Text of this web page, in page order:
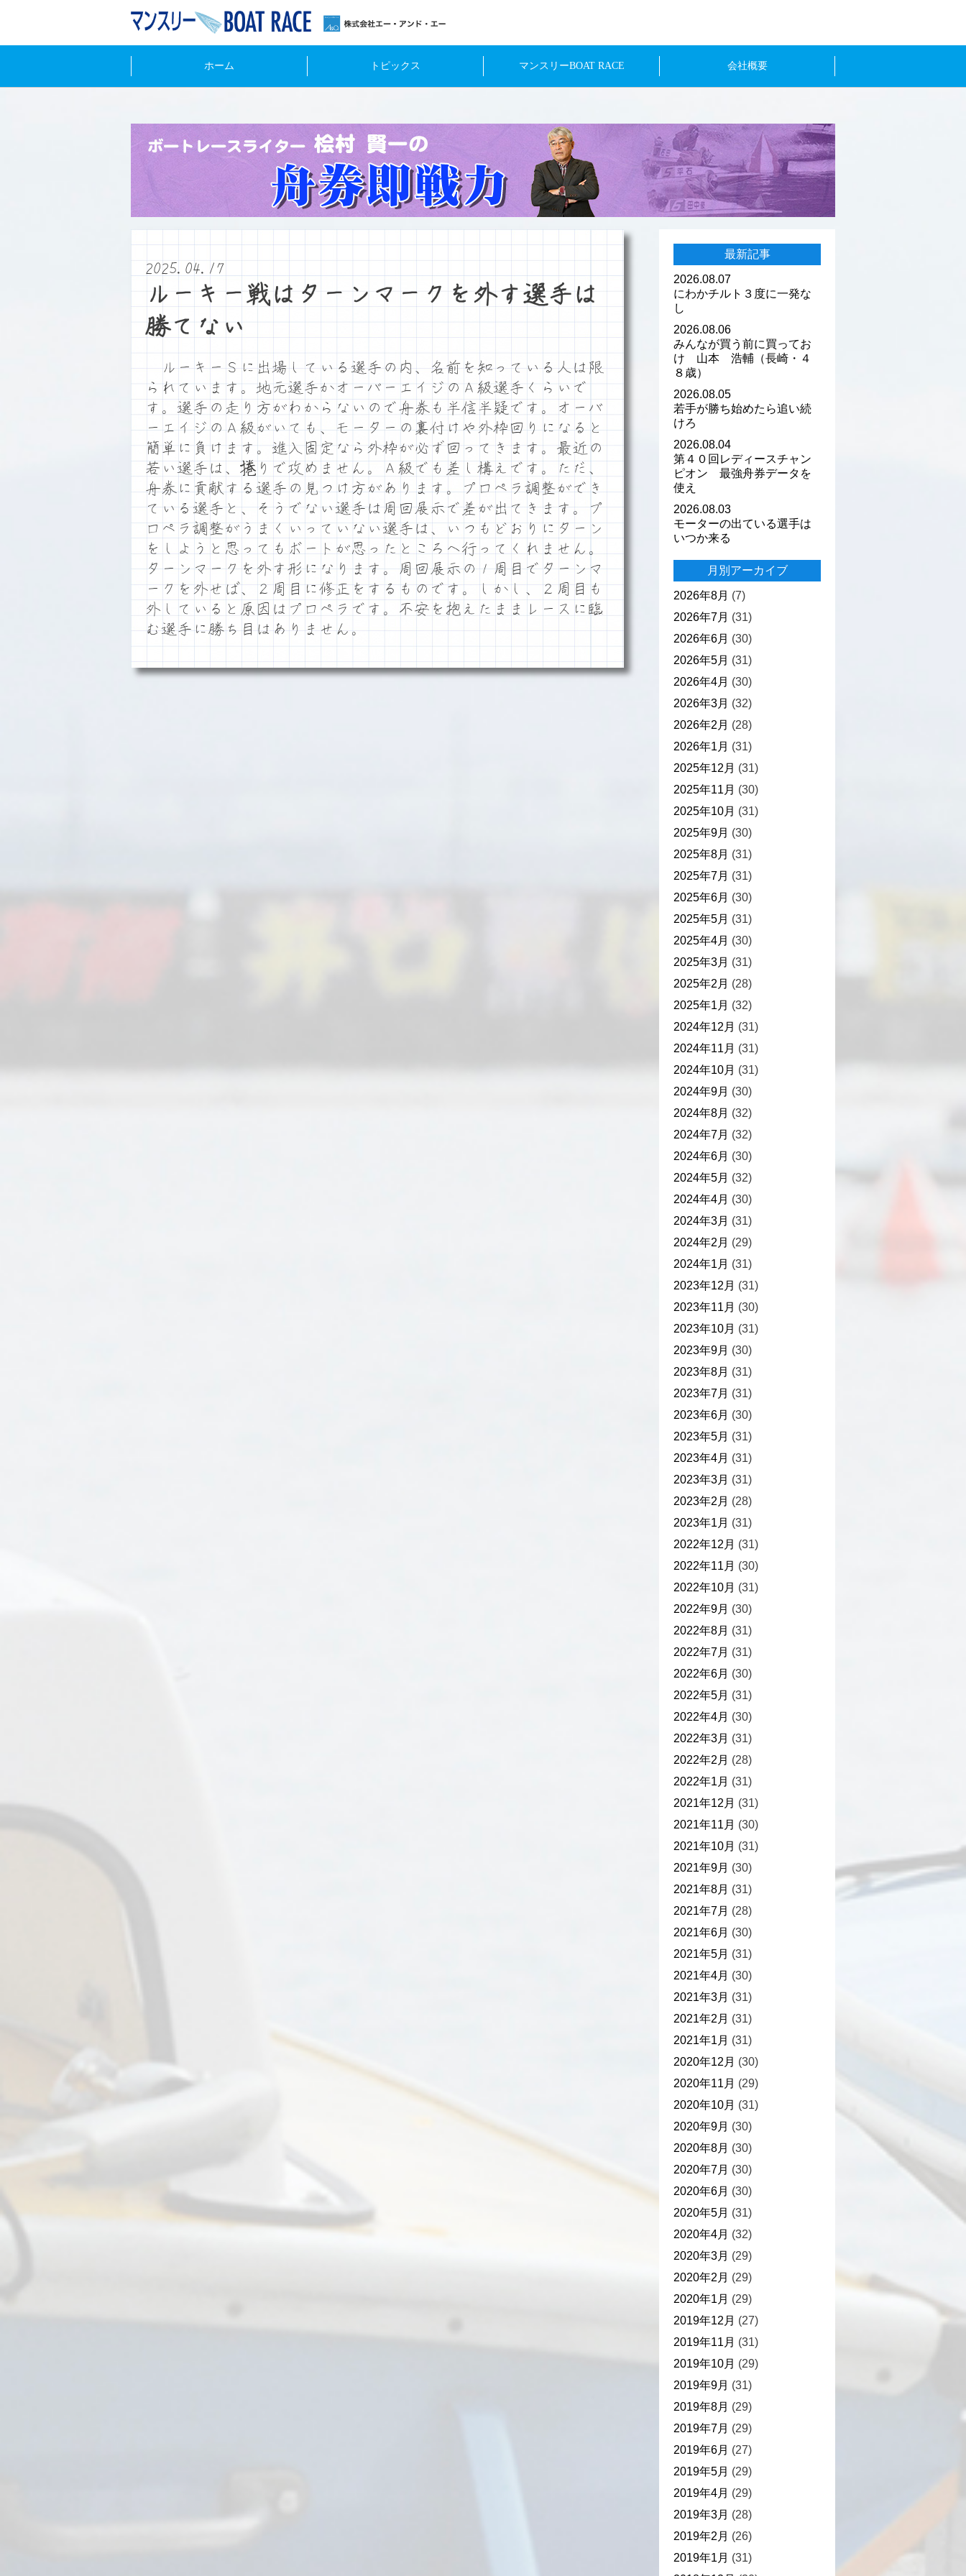
ホーム トピックス マンスリーBOAT RACE 会社概要
2025.04.17
ルーキー戦はターンマークを外す選手は
勝てない
ルーキーＳに出場している選手の内、名前を知っている人は限
られています。地元選手かオーバーエイジのＡ級選手くらいで
す。選手の走り方がわからないので舟券も半信半疑です。オーバ
ーエイジのＡ級がいても、モーターの裏付けや外枠回りになると
簡単に負けます。進入固定なら外枠が必ず回ってきます。最近の
若い選手は、捲りで攻めません。Ａ級でも差し構えです。ただ、
舟券に貢献する選手の見つけ方があります。プロペラ調整ができ
ている選手と、そうでない選手は周回展示で差が出てきます。プ
ロペラ調整がうまくいっていない選手は、いつもどおりにターン
をしようと思ってもボートが思ったところへ行ってくれません。
ターンマークを外す形になります。周回展示の１周目でターンマ
ークを外せば、２周目に修正をするものです。しかし、２周目も
外していると原因はプロペラです。不安を抱えたままレースに臨
む選手に勝ち目はありません。
最新記事
2026.08.07
にわかチルト３度に一発な
し
2026.08.06
みんなが買う前に買ってお
け 山本 浩輔（長崎・４
８歳）
2026.08.05
若手が勝ち始めたら追い続
けろ
2026.08.04
第４０回レディースチャン
ピオン 最強舟券データを
使え
2026.08.03
モーターの出ている選手は
いつか来る
月別アーカイブ
2026年8月 (7)
2026年7月 (31)
2026年6月 (30)
2026年5月 (31)
2026年4月 (30)
2026年3月 (32)
2026年2月 (28)
2026年1月 (31)
2025年12月 (31)
2025年11月 (30)
2025年10月 (31)
2025年9月 (30)
2025年8月 (31)
2025年7月 (31)
2025年6月 (30)
2025年5月 (31)
2025年4月 (30)
2025年3月 (31)
2025年2月 (28)
2025年1月 (32)
2024年12月 (31)
2024年11月 (31)
2024年10月 (31)
2024年9月 (30)
2024年8月 (32)
2024年7月 (32)
2024年6月 (30)
2024年5月 (32)
2024年4月 (30)
2024年3月 (31)
2024年2月 (29)
2024年1月 (31)
2023年12月 (31)
2023年11月 (30)
2023年10月 (31)
2023年9月 (30)
2023年8月 (31)
2023年7月 (31)
2023年6月 (30)
2023年5月 (31)
2023年4月 (31)
2023年3月 (31)
2023年2月 (28)
2023年1月 (31)
2022年12月 (31)
2022年11月 (30)
2022年10月 (31)
2022年9月 (30)
2022年8月 (31)
2022年7月 (31)
2022年6月 (30)
2022年5月 (31)
2022年4月 (30)
2022年3月 (31)
2022年2月 (28)
2022年1月 (31)
2021年12月 (31)
2021年11月 (30)
2021年10月 (31)
2021年9月 (30)
2021年8月 (31)
2021年7月 (28)
2021年6月 (30)
2021年5月 (31)
2021年4月 (30)
2021年3月 (31)
2021年2月 (31)
2021年1月 (31)
2020年12月 (30)
2020年11月 (29)
2020年10月 (31)
2020年9月 (30)
2020年8月 (30)
2020年7月 (30)
2020年6月 (30)
2020年5月 (31)
2020年4月 (32)
2020年3月 (29)
2020年2月 (29)
2020年1月 (29)
2019年12月 (27)
2019年11月 (31)
2019年10月 (29)
2019年9月 (31)
2019年8月 (29)
2019年7月 (29)
2019年6月 (27)
2019年5月 (29)
2019年4月 (29)
2019年3月 (28)
2019年2月 (26)
2019年1月 (31)